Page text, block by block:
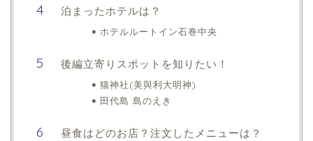
泊まったホテルは？
ホテルルートイン石巻中央
後編立寄りスポットを知りたい！
猫神社(美與利大明神)
田代島 島のえき
昼食はどのお店？注文したメニューは？